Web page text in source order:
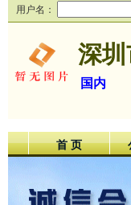
用户名：
深
国内
首 页